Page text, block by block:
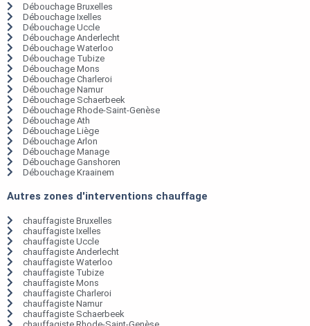
Débouchage Bruxelles
Débouchage Ixelles
Débouchage Uccle
Débouchage Anderlecht
Débouchage Waterloo
Débouchage Tubize
Débouchage Mons
Débouchage Charleroi
Débouchage Namur
Débouchage Schaerbeek
Débouchage Rhode-Saint-Genèse
Débouchage Ath
Débouchage Liège
Débouchage Arlon
Débouchage Manage
Débouchage Ganshoren
Débouchage Kraainem
Autres zones d'interventions chauffage
chauffagiste Bruxelles
chauffagiste Ixelles
chauffagiste Uccle
chauffagiste Anderlecht
chauffagiste Waterloo
chauffagiste Tubize
chauffagiste Mons
chauffagiste Charleroi
chauffagiste Namur
chauffagiste Schaerbeek